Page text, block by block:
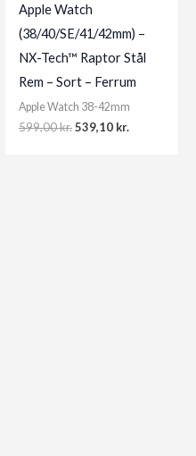
Apple Watch
(38/40/SE/41/42mm) –
NX-Tech™ Raptor Stål
Rem – Sort – Ferrum
Apple Watch 38-42mm
599,00kr. Original
539,10 kr.